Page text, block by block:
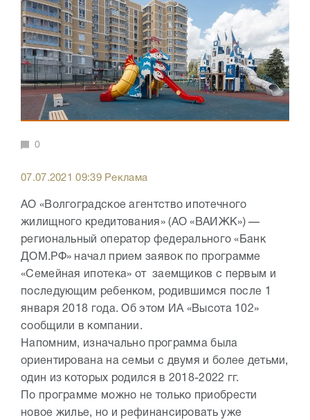
0
07.07.2021 09:39 Реклама
АО «Волгоградское агентство ипотечного
жилищного кредитования» (АО «ВАИЖК») —
региональный оператор федерального «Банк
ДОМ.РФ» начал прием заявок по программе
«Семейная ипотека» от заемщиков с первым и
последующим ребенком, родившимся после 1
января 2018 года. Об этом ИА «Высота 102»
сообщили в компании.
Напомним, изначально программа была
ориентирована на семьи с двумя и более детьми,
один из которых родился в 2018-2022 гг.
По программе можно не только приобрести
новое жилье, но и рефинансировать уже